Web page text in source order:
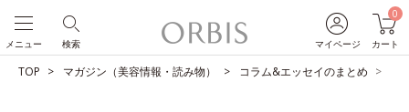
マイページ
0
カート
検索
メニュー
TOP マガジン（美容情報・読み物） コラム&エッセイのまとめ